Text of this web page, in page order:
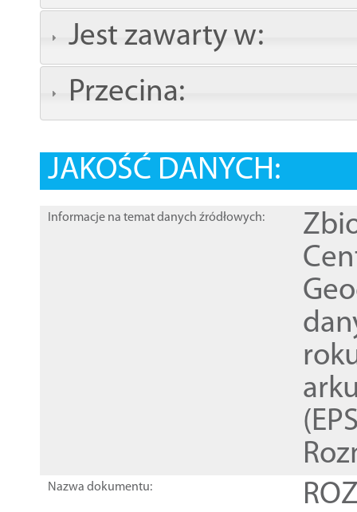
Jest zawarty w:
Przecina:
JAKOŚĆ DANYCH:
Informacje na temat danych źródłowych:
Nazwa dokumentu: